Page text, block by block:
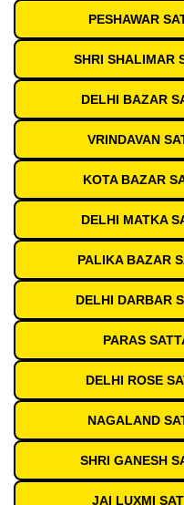
PESHAWAR
SHRI SHALIMAR
DELHI BAZAR
VRINDAVAN
KOTA BAZAR
DELHI MATKA
PALIKA BAZAR
DELHI DARBAR
PARAS
DELHI ROSE
NAGALAND
SHRI GANESH
JAI LUXMI